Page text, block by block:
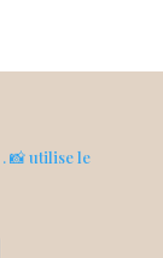
. 📸 utilise le